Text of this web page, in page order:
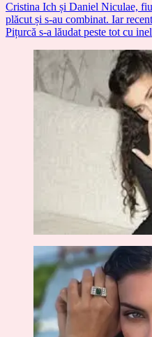
Cristina Ich și Daniel Niculae,
plăcut și s-au combinat. Iar
Pițurcă s-a lăudat peste tot cu